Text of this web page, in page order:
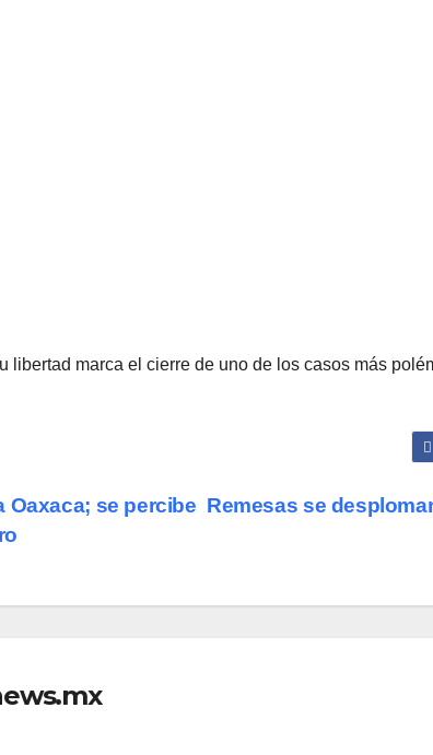
libertad marca el cierre de uno de los casos más
Remesas se
Oaxaca; se percibe